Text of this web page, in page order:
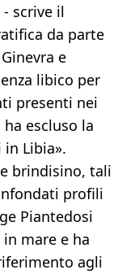
scrive il
da parte
e
libico per
presenti nei
escluso la
in Libia».
brindisino, tali
profili
Piantedosi
mare e ha
agli